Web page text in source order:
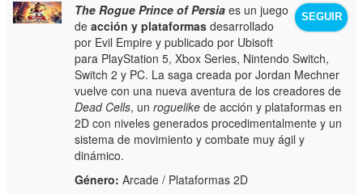
SEGUIR
The Rogue Prince of Persia es un juego
deacción y plataformas desarrollado
por Evil Empire y publicado por Ubisoft
para PlayStation 5, Xbox Series, Nintendo Switch,
Switch 2 y PC. La saga creada por Jordan Mechner
vuelve con una nueva aventura de los creadores de
Dead Cells, unroguelike de acción y plataformas en
2D con niveles generados procedimentalmente y un
sistema de movimiento y combate muy ágil y
dinámico.
Género: Arcade / Plataformas 2D